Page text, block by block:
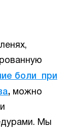
боли
при
, можно
Мы